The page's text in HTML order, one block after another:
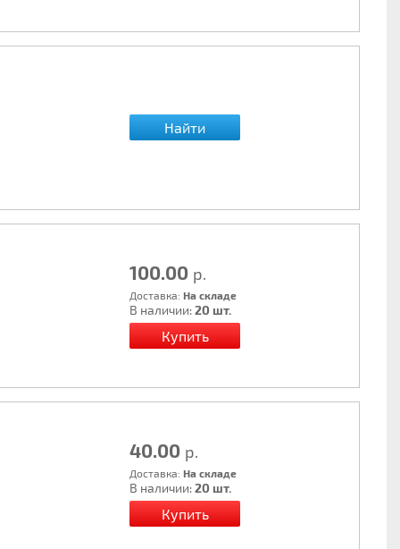
Найти
100.00 р.
Доставка: На складе
В наличии:20 шт.
40.00 р.
Доставка: На складе
В наличии:20 шт.